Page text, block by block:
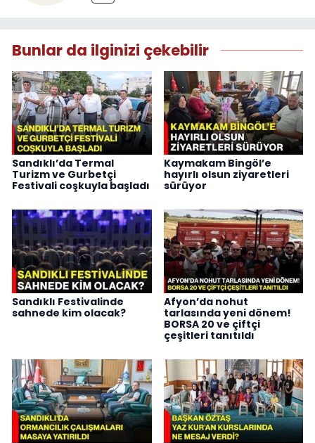
Bunlar da ilginizi çekebilir
Sandıklı’da Termal
Turizm ve Gurbetçi
Festivali coşkuyla başladı
Kaymakam Bingöl’e
hayırlı olsun ziyaretleri
sürüyor
Sandıklı Festivalinde
sahnede kim olacak?
Afyon’da nohut
tarlasında yeni dönem!
BORSA 20 ve çiftçi
çeşitleri tanıtıldı